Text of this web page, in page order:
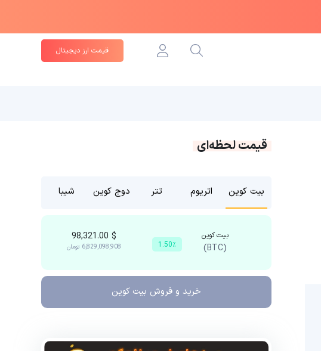
قیمت ارز دیجیتال
قیمت لحظه‌ای
بیت کوین اتریوم تتر دوج کوین شیبا
بیت کوین
(BTC) 1.50٪
$
6,829,098,908 تومان
خرید و فروش بیت کوین